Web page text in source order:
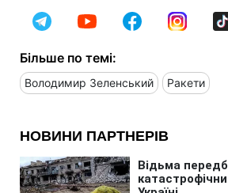
Більше по темі:
Володимир Зеленський Ракети